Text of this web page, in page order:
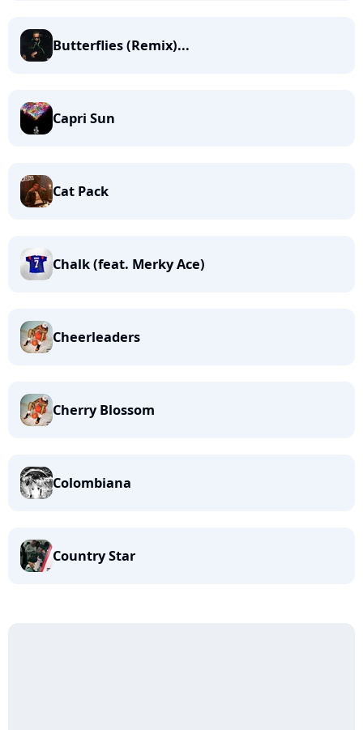
Butterflies (Remix)...
Capri Sun
Cat Pack
Chalk (feat. Merky Ace)
Cheerleaders
Cherry Blossom
Colombiana
Country Star